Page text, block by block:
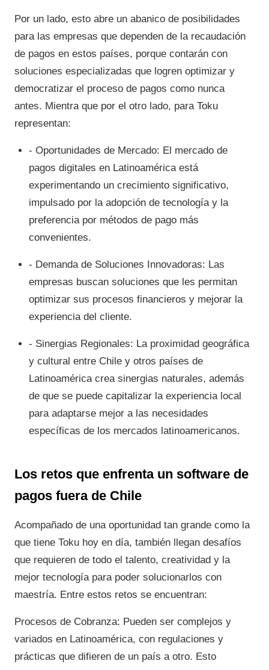
Por un lado, esto abre un abanico de posibilidades
para las empresas que dependen de la recaudación
de pagos en estos países, porque contarán con
soluciones especializadas que logren optimizar y
democratizar el proceso de pagos como nunca
antes. Mientra que por el otro lado, para Toku
representan:
- Oportunidades de Mercado: El mercado de
pagos digitales en Latinoamérica está
experimentando un crecimiento significativo,
impulsado por la adopción de tecnología y la
preferencia por métodos de pago más
convenientes.
- Demanda de Soluciones Innovadoras: Las
empresas buscan soluciones que les permitan
optimizar sus procesos financieros y mejorar la
experiencia del cliente.
- Sinergias Regionales: La proximidad geográfica
y cultural entre Chile y otros países de
Latinoamérica crea sinergias naturales, además
de que se puede capitalizar la experiencia local
para adaptarse mejor a las necesidades
específicas de los mercados latinoamericanos.
Los retos que enfrenta un software de
pagos fuera de Chile
Acompañado de una oportunidad tan grande como la
que tiene Toku hoy en día, también llegan desafíos
que requieren de todo el talento, creatividad y la
mejor tecnología para poder solucionarlos con
maestría. Entre estos retos se encuentran:
Procesos de Cobranza: Pueden ser complejos y
variados en Latinoamérica, con regulaciones y
prácticas que difieren de un país a otro. Esto